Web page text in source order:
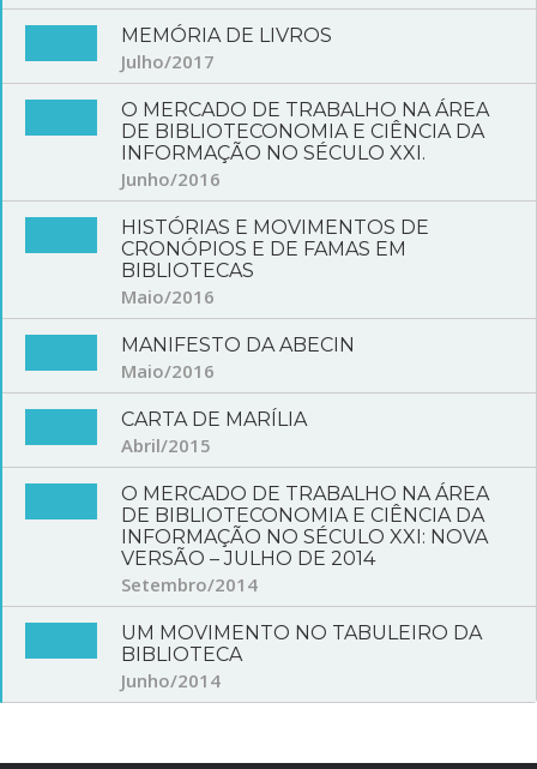
MEMÓRIA DE LIVROS
Julho/2017
O MERCADO DE TRABALHO NA ÁREA
DE BIBLIOTECONOMIA E CIÊNCIA DA
INFORMAÇÃO NO SÉCULO XXI.
Junho/2016
HISTÓRIAS E MOVIMENTOS DE
CRONÓPIOS E DE FAMAS EM
BIBLIOTECAS
Maio/2016
MANIFESTO DA ABECIN
Maio/2016
CARTA DE MARÍLIA
Abril/2015
O MERCADO DE TRABALHO NA ÁREA
DE BIBLIOTECONOMIA E CIÊNCIA DA
INFORMAÇÃO NO SÉCULO XXI: NOVA
VERSÃO – JULHO DE 2014
Setembro/2014
UM MOVIMENTO NO TABULEIRO DA
BIBLIOTECA
Junho/2014